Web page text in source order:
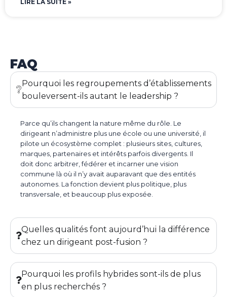
LIRE LA SUITE »
FAQ
Pourquoi les regroupements d’établissements
bouleversent-ils autant le leadership ?
Parce qu’ils changent la nature même du rôle. Le
dirigeant n’administre plus une école ou une université, il
pilote un écosystème complet : plusieurs sites, cultures,
marques, partenaires et intérêts parfois divergents. Il
doit donc arbitrer, fédérer et incarner une vision
commune là où il n’y avait auparavant que des entités
autonomes. La fonction devient plus politique, plus
transversale, et beaucoup plus exposée.
Quelles qualités font aujourd’hui la différence
chez un dirigeant post-fusion ?
Pourquoi les profils hybrides sont-ils de plus
en plus recherchés ?